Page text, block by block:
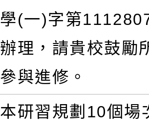
學(一)字第
辦理，請貴校鼓勵
參與進修。
本研習規劃10個場